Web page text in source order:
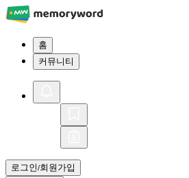
홈
커뮤니티
로그인/회원가입